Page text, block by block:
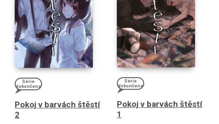
Série
dokončena
Pokoj v barvách štěstí
2
Série
dokončena
Pokoj v barvách štěstí
1